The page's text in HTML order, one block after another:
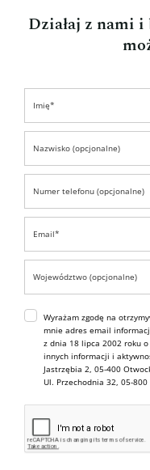
Działaj z nami
Wyrażam zgodę na
mnie adres email
z dnia 18 lipca 2002 roku
innych informacji i
Jastrzębia 2, 05-400
Ul. Przechodnia 32, 05-800